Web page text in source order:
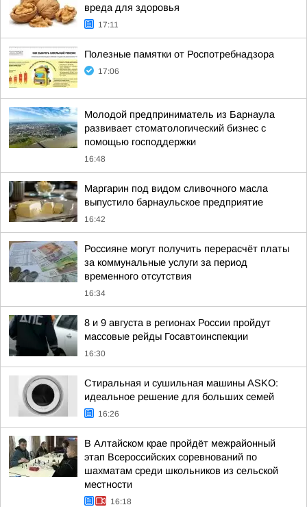
вреда для здоровья
17:11
Полезные памятки от Роспотребнадзора
17:06
Молодой предприниматель из Барнаула
развивает стоматологический бизнес с
помощью господдержки
16:48
Маргарин под видом сливочного масла
выпустило барнаульское предприятие
16:42
Россияне могут получить перерасчёт платы
за коммунальные услуги за период
временного отсутствия
16:34
8 и 9 августа в регионах России пройдут
массовые рейды Госавтоинспекции
16:30
Стиральная и сушильная машины ASKO:
идеальное решение для больших семей
16:26
В Алтайском крае пройдёт межрайонный
этап Всероссийских соревнований по
шахматам среди школьников из сельской
местности
16:18